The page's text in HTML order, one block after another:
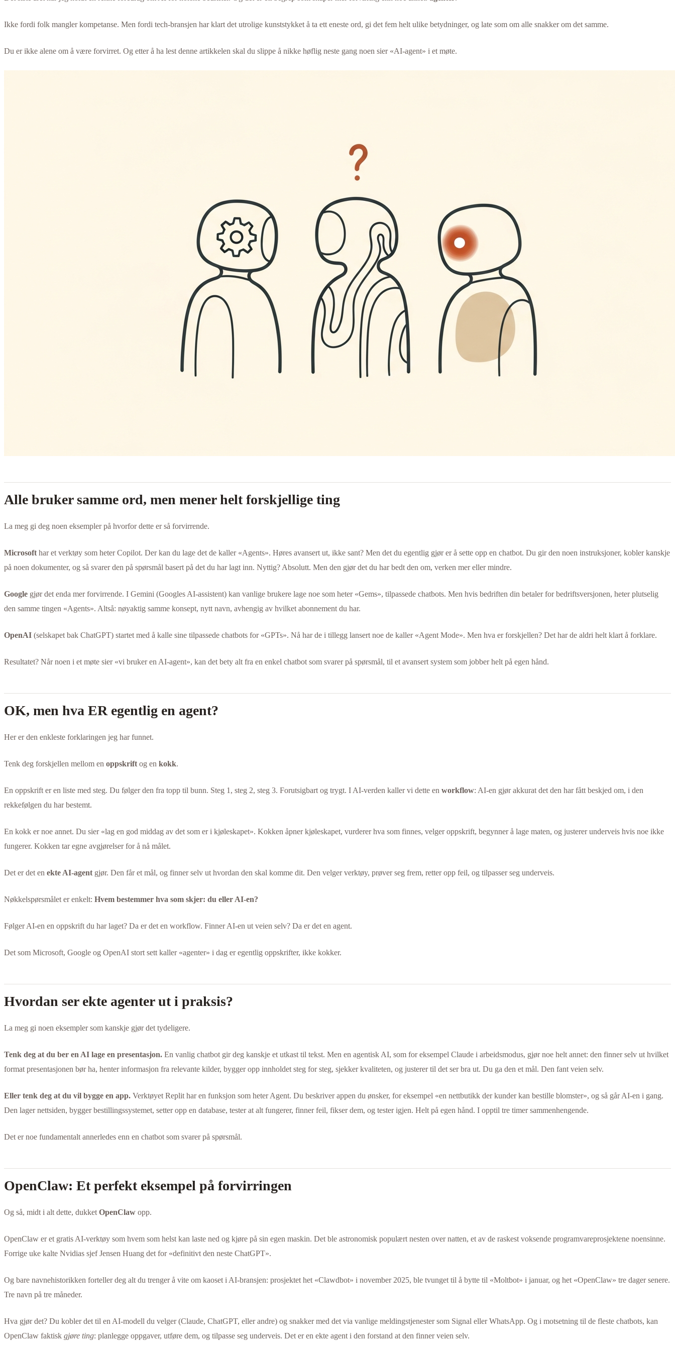
Ikke fordi folk mangler kompetanse. Men fordi tech-bransjen har klart det utrolige kunststykket å ta ett eneste ord, gi det fem helt ulike betydninger, og late som om alle snakker om det samme.
Du er ikke alene om å være forvirret. Og etter å ha lest denne artikkelen skal du slippe å nikke høflig neste gang noen sier «AI-agent» i et møte.
Alle bruker samme ord, men mener helt forskjellige ting
La meg gi deg noen eksempler på hvorfor dette er så forvirrende.
Microsoft har et verktøy som heter Copilot. Der kan du lage det de kaller «Agents». Høres avansert ut, ikke sant? Men det du egentlig gjør er å sette opp en chatbot. Du gir den noen instruksjoner, kobler kanskje
på noen dokumenter, og så svarer den på spørsmål basert på det du har lagt inn. Nyttig? Absolutt. Men den gjør det du har bedt den om, verken mer eller mindre.
Google gjør det enda mer forvirrende. I Gemini (Googles AI-assistent) kan vanlige brukere lage noe som heter «Gems», tilpassede chatbots. Men hvis bedriften din betaler for bedriftsversjonen, heter plutselig
den samme tingen «Agents». Altså: nøyaktig samme konsept, nytt navn, avhengig av hvilket abonnement du har.
OpenAI (selskapet bak ChatGPT) startet med å kalle sine tilpassede chatbots for «GPTs». Nå har de i tillegg lansert noe de kaller «Agent Mode». Men hva er forskjellen? Det har de aldri helt klart å forklare.
Resultatet? Når noen i et møte sier «vi bruker en AI-agent», kan det bety alt fra en enkel chatbot som svarer på spørsmål, til et avansert system som jobber helt på egen hånd.
OK, men hva ER egentlig en agent?
Her er den enkleste forklaringen jeg har funnet.
Tenk deg forskjellen mellom en oppskrift og en kokk.
En oppskrift er en liste med steg. Du følger den fra topp til bunn. Steg 1, steg 2, steg 3. Forutsigbart og trygt. I AI-verden kaller vi dette en workflow: AI-en gjør akkurat det den har fått beskjed om, i den
rekkefølgen du har bestemt.
En kokk er noe annet. Du sier «lag en god middag av det som er i kjøleskapet». Kokken åpner kjøleskapet, vurderer hva som finnes, velger oppskrift, begynner å lage maten, og justerer underveis hvis noe ikke
fungerer. Kokken tar egne avgjørelser for å nå målet.
Det er det en ekte AI-agent gjør. Den får et mål, og finner selv ut hvordan den skal komme dit. Den velger verktøy, prøver seg frem, retter opp feil, og tilpasser seg underveis.
Nøkkelspørsmålet er enkelt: Hvem bestemmer hva som skjer: du eller AI-en?
Følger AI-en en oppskrift du har laget? Da er det en workflow. Finner AI-en ut veien selv? Da er det en agent.
Det som Microsoft, Google og OpenAI stort sett kaller «agenter» i dag er egentlig oppskrifter, ikke kokker.
Hvordan ser ekte agenter ut i praksis?
La meg gi noen eksempler som kanskje gjør det tydeligere.
Tenk deg at du ber en AI lage en presentasjon. En vanlig chatbot gir deg kanskje et utkast til tekst. Men en agentisk AI, som for eksempel Claude i arbeidsmodus, gjør noe helt annet: den finner selv ut hvilket
format presentasjonen bør ha, henter informasjon fra relevante kilder, bygger opp innholdet steg for steg, sjekker kvaliteten, og justerer til det ser bra ut. Du ga den et mål. Den fant veien selv.
Eller tenk deg at du vil bygge en app. Verktøyet Replit har en funksjon som heter Agent. Du beskriver appen du ønsker, for eksempel «en nettbutikk der kunder kan bestille blomster», og så går AI-en i gang.
Den lager nettsiden, bygger bestillingssystemet, setter opp en database, tester at alt fungerer, finner feil, fikser dem, og tester igjen. Helt på egen hånd. I opptil tre timer sammenhengende.
Det er noe fundamentalt annerledes enn en chatbot som svarer på spørsmål.
OpenClaw: Et perfekt eksempel på forvirringen
Og så, midt i alt dette, dukket OpenClaw opp.
OpenClaw er et gratis AI-verktøy som hvem som helst kan laste ned og kjøre på sin egen maskin. Det ble astronomisk populært nesten over natten, et av de raskest voksende programvareprosjektene noensinne.
Forrige uke kalte Nvidias sjef Jensen Huang det for «definitivt den neste ChatGPT».
Og bare navnehistorikken forteller deg alt du trenger å vite om kaoset i AI-bransjen: prosjektet het «Clawdbot» i november 2025, ble tvunget til å bytte til «Moltbot» i januar, og het «OpenClaw» tre dager senere.
Tre navn på tre måneder.
Hva gjør det? Du kobler det til en AI-modell du velger (Claude, ChatGPT, eller andre) og snakker med det via vanlige meldingstjenester som Signal eller WhatsApp. Og i motsetning til de fleste chatbots, kan
OpenClaw faktisk gjøre ting: planlegge oppgaver, utføre dem, og tilpasse seg underveis. Det er en ekte agent i den forstand at den finner veien selv.